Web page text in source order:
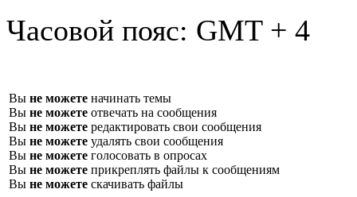
Часовой пояс: GMT + 4
Вы не можете начинать темы
Вы не можете отвечать на сообщения
Вы не можете редактировать свои сообщения
Вы не можете удалять свои сообщения
Вы не можете голосовать в опросах
Вы не можете прикреплять файлы к сообщениям
Вы не можете скачивать файлы